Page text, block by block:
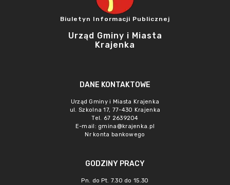
Biuletyn Informacji Publicznej
Urząd Gminy i Miasta
Krajenka
DANE KONTAKTOWE
Urząd Gminy i Miasta Krajenka
ul. Szkolna 17, 77-430 Krajenka
Tel. 67 2639204
E-mail: gmina@krajenka.pl
Nr konta bankowego
GODZINY PRACY
Pn. do Pt. 7.30 do 15.30